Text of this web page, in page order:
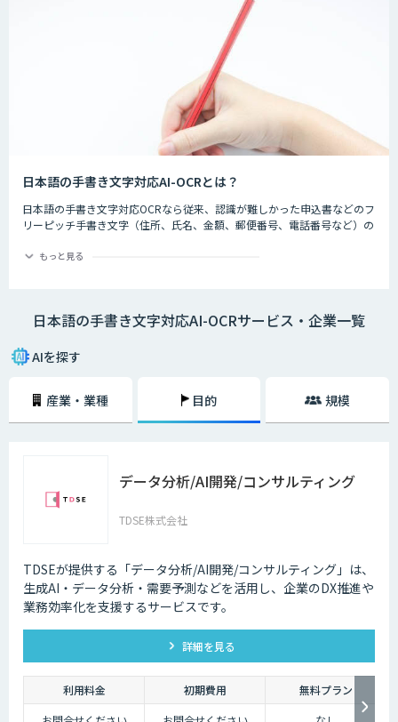
日本語の手書き文字対応AI-OCRとは？
日本語の手書き文字対応OCRなら従来、認識が難しかった申込書などのフ
リーピッチ手書き文字（住所、氏名、金額、郵便番号、電話番号など）の
語の読み取りは精度が心配」といった日本語のOCRの読み取り精度が低か
れた文字列や画像データからの読み取り、手書き文字の読み取りなど日本
語のOCRの読み取り精度は格段に向上しています。また、機微情報を取り
スのパソコン上で行うサービスを選べば、社外にデータを流さず情報漏洩
るためのAIーOCRの導入を検討しておくことがDX推進の第一歩です。
もっと見る
日本語の手書き文字対応AI-OCRサービス・企業一覧
AIを探す
産業・業種 目的 規模
データ分析/AI開発/コンサルティング
TDSE株式会社
TDSEが提供する「データ分析/AI開発/コンサルティング」は、
生成AI・データ分析・需要予測などを活用し、企業のDX推進や
業務効率化を支援するサービスです。
詳細を見る
利用料金 初期費用
無料プラン